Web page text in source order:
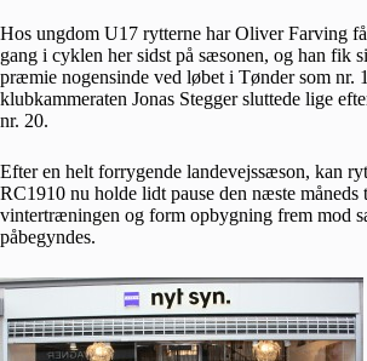
Hos ungdom U17 rytterne har Oliver Farving
gang i cyklen her sidst på sæsonen, og han fik
præmie nogensinde ved løbet i Tønder som nr.
klubkammeraten Jonas Stegger sluttede lige
nr. 20.
Efter en helt forrygende landevejssæson, kan
RC1910 nu holde lidt pause den næste måneds
vintertræningen og form opbygning frem mod
påbegyndes.